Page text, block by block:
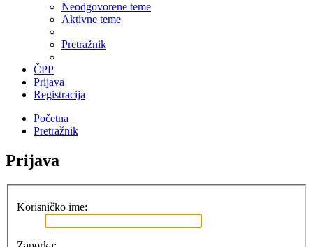
Neodgovorene teme
Aktivne teme
Pretražnik
ČPP
Prijava
Registracija
Početna
Pretražnik
Prijava
Korisničko ime: